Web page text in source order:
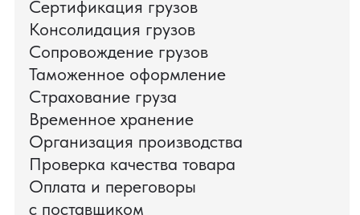
ПАО «Ростелеком» доверяет нам полный
цикл международных поставок — от
поиска и проверки поставщиков до
доставки оборудования.
Мы обеспечили полный цикл работ:
проверку продукции, логистику,
таможенное оформление и контроль
сроков. В результате все товары были
доставлены точно в срок и без
дополнительных рисков.
PRO TORG — проверенный партнёр по
международной логистике для ведущих
федеральных компаний.